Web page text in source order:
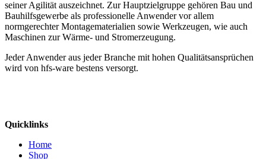
seiner Agilität auszeichnet. Zur Hauptzielgruppe gehören Bau und
Bauhilfsgewerbe als professionelle Anwender vor allem
normgerechter Montagematerialien sowie Werkzeugen, wie auch
Maschinen zur Wärme- und Stromerzeugung.
Jeder Anwender aus jeder Branche mit hohen Qualitätsansprüchen
wird von hfs-ware bestens versorgt.
Quicklinks
Home
Shop